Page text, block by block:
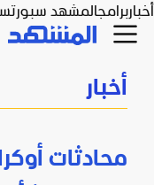
أخباربرامجالمشهد
أخبار
محادثات